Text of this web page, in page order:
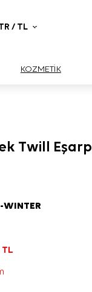
/ TL
KOZMETİK
Twill Eşarp
WINTER
TL